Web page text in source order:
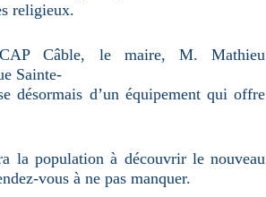
religieux.
Câble, le maire, M. Mathieu
Sainte-
désormais d’un équipement qui offre
la population à découvrir le nouveau
vous à ne pas manquer.